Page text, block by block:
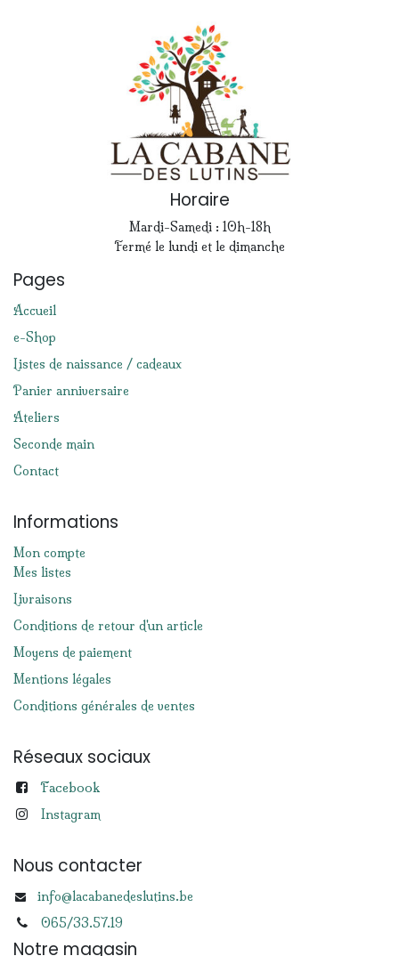
Horaire
Mardi-Samedi : 10h-18h
Fermé le lundi et le dimanche
Pages
Accueil
e-Shop
Listes de naissance / cadeaux
Panier anniversaire
Ateliers
Seconde main
Contact
Informations
Mon compte
Mes listes
Livraisons
Conditions de retour d'un article
Moyens de paiement
Mentions légales
Conditions générales de ventes
Réseaux sociaux
Facebook
Instagram
Nous contacter
info@lacabanedeslutins.be
065/33.57.19
Notre magasin